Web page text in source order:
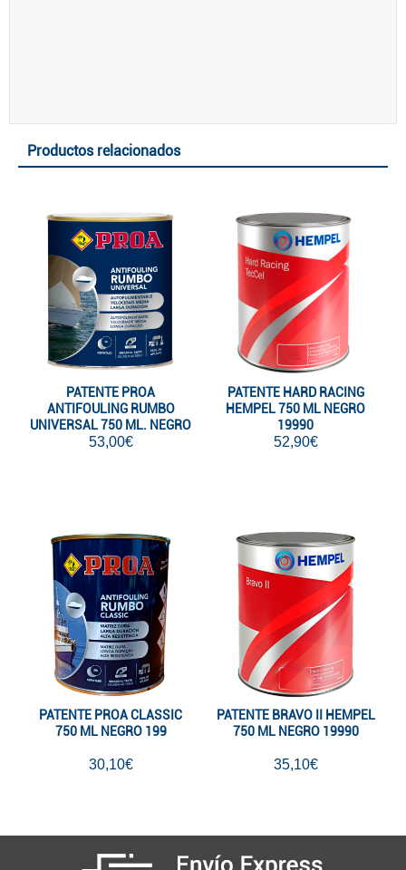
Productos relacionados
PATENTE PROA
ANTIFOULING RUMBO
UNIVERSAL 750 ML. NEGRO
199
53,00€
PATENTE HARD RACING
HEMPEL 750 ML NEGRO
19990
52,90€
PATENTE PROA CLASSIC
750 ML NEGRO 199
30,10€
PATENTE BRAVO II HEMPEL
750 ML NEGRO 19990
35,10€